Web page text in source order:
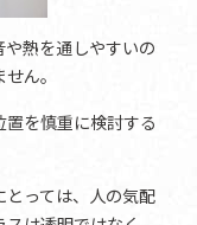
熱を通しやすいの
ん。
を慎重に検討する
とっては、人の気配